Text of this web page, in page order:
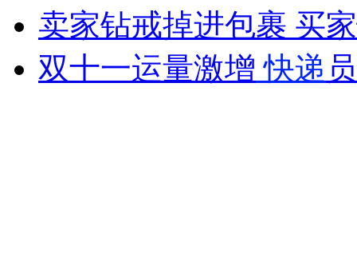
外交部：反对强权政治霸凌主义
外交部：有关国家言论片面不公正
卖家钻戒掉进包裹 买
双十一运量激增 快递